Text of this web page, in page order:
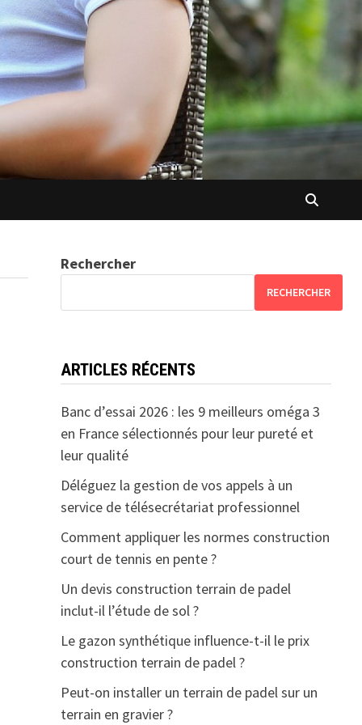
Rechercher
RECHERCHER
ARTICLES RÉCENTS
Banc d’essai 2026 : les 9 meilleurs oméga 3
en France sélectionnés pour leur pureté et
leur qualité
Déléguez la gestion de vos appels à un
service de télésecrétariat professionnel
Comment appliquer les normes construction
court de tennis en pente ?
Un devis construction terrain de padel
inclut-il l’étude de sol ?
Le gazon synthétique influence-t-il le prix
construction terrain de padel ?
Peut-on installer un terrain de padel sur un
terrain en gravier ?